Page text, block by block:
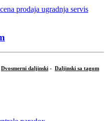
Dvosmerni daljinski - Daljinski sa tagom